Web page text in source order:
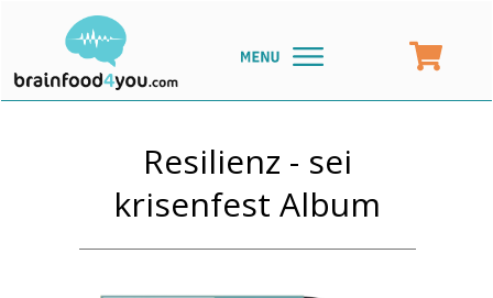
Resilienz - sei
krisenfest Album